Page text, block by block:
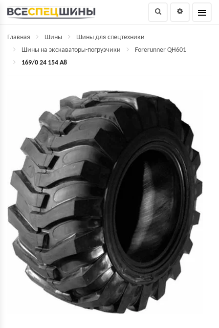
Главная Шины
Шины для спецтехники
Шины на экскаваторы-погрузчики
Forerunner QH601
169/0 24 154 A8